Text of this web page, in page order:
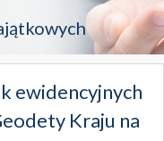
ewidencyjnych
Kraju na